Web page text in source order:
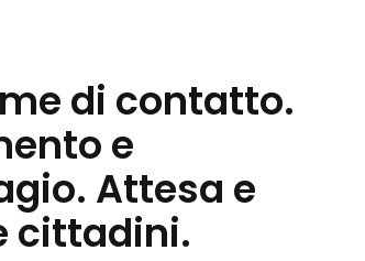
di contatto.
e
Attesa e
cittadini.